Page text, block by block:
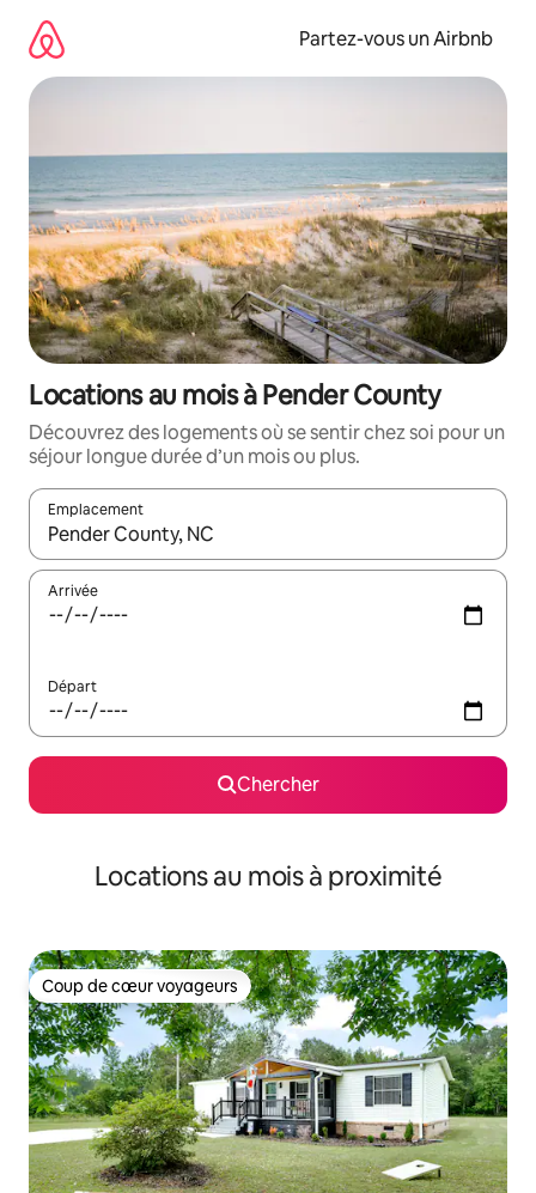
directement
contenu
Partez-vous un Airbnb
Locations au mois à Pender County
Découvrez des logements où se sentir chez soi pour un
séjour longue durée d’un mois ou plus.
Emplacement
Quand les résultats sont affichés, parcourez-les en utilisant
Arrivée
Départ
Chercher
Locations au mois à proximité
Coup de cœur voyageurs
Coup de cœur voyageurs